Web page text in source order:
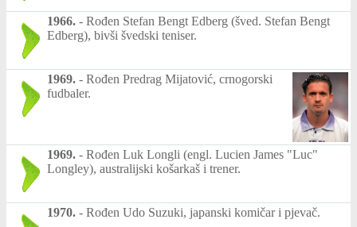
1966. - Rođen Stefan Bengt Edberg (šved. Stefan Bengt
Edberg), bivši švedski teniser.
1969. - Rođen Predrag Mijatović, crnogorski
fudbaler.
1969. - Rođen Luk Longli (engl. Lucien James "Luc"
Longley), australijski košarkaš i trener.
1970. - Rođen Udo Suzuki, japanski komičar i pjevač.